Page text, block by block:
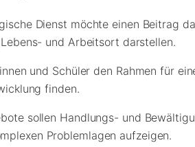
Dienst möchte einen Beitrag
und Arbeitsort darstellen.
und Schüler den Rahmen für
finden.
sollen Handlungs- und
Problemlagen aufzeigen.